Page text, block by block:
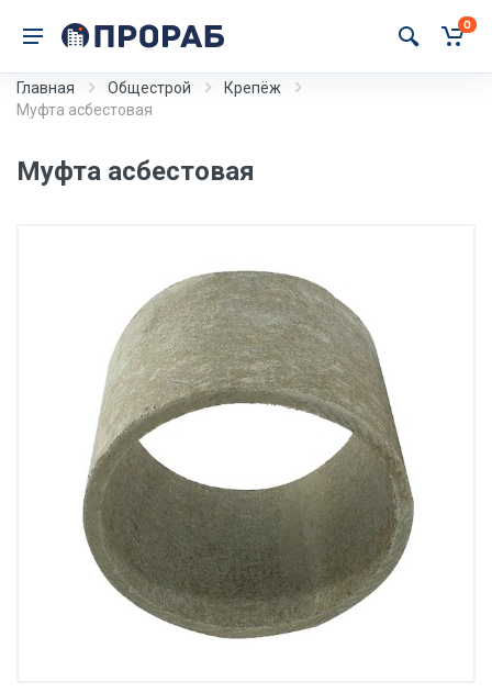
0
Главная Общестрой
Крепёж
Муфта асбестовая
Муфта асбестовая